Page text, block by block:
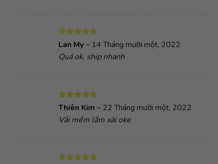
Được xếp
55
sao
Lan My– 14 Tháng mười một, 2022
Quá ok, ship nhanh
Được xếp
sao
Thiên Kim – 22 Tháng mười một, 2022
Vải mềm lắm xài oke